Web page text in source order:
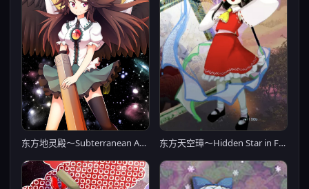
东方地灵殿～Subterranean Animism～ 东方天空璋～Hidden Star in Four Seasons～